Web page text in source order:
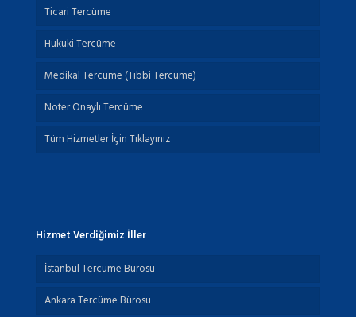
Ticari Tercüme
Hukuki Tercüme
Medikal Tercüme (Tıbbi Tercüme)
Noter Onaylı Tercüme
Tüm Hizmetler İçin Tıklayınız
Hizmet Verdiğimiz İller
İstanbul Tercüme Bürosu
Ankara Tercüme Bürosu